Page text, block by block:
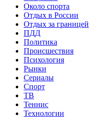
Около спорта
Отдых в России
Отдых за границей
ПДД
Политика
Происшествия
Психология
Рынки
Сериалы
Спорт
ТВ
Теннис
Технологии